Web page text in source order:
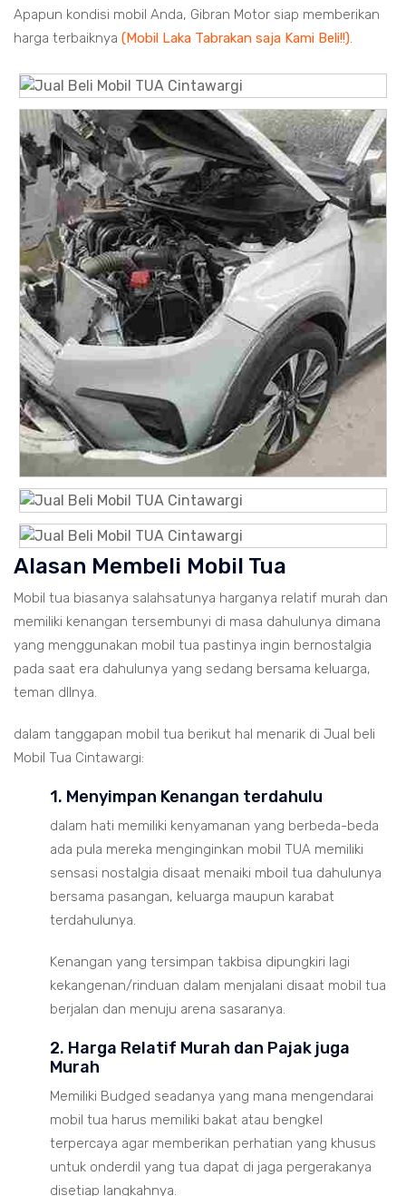
Apapun kondisi mobil Anda, Gibran Motor siap memberikan
harga terbaiknya (Mobil Laka Tabrakan saja Kami Beli!!).
Alasan Membeli Mobil Tua
Mobil tua biasanya salahsatunya harganya relatif murah dan
memiliki kenangan tersembunyi di masa dahulunya dimana
yang menggunakan mobil tua pastinya ingin bernostalgia
pada saat era dahulunya yang sedang bersama keluarga,
teman dllnya.
dalam tanggapan mobil tua berikut hal menarik di Jual beli
Mobil Tua Cintawargi:
1. Menyimpan Kenangan terdahulu
dalam hati memiliki kenyamanan yang berbeda-beda
ada pula mereka menginginkan mobil TUA memiliki
sensasi nostalgia disaat menaiki mboil tua dahulunya
bersama pasangan, keluarga maupun karabat
terdahulunya.
Kenangan yang tersimpan takbisa dipungkiri lagi
kekangenan/rinduan dalam menjalani disaat mobil tua
berjalan dan menuju arena sasaranya.
2. Harga Relatif Murah dan Pajak juga
Murah
Memiliki Budged seadanya yang mana mengendarai
mobil tua harus memiliki bakat atau bengkel
terpercaya agar memberikan perhatian yang khusus
untuk onderdil yang tua dapat di jaga pergerakanya
disetiap langkahnya.